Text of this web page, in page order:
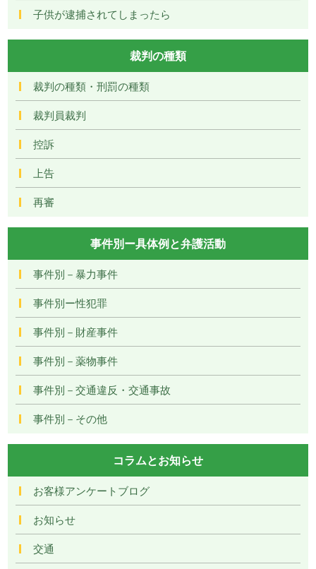
子供が逮捕されてしまったら
裁判の種類
裁判の種類・刑罰の種類
裁判員裁判
控訴
上告
再審
事件別ー具体例と弁護活動
事件別－暴力事件
事件別ー性犯罪
事件別－財産事件
事件別－薬物事件
事件別－交通違反・交通事故
事件別－その他
コラムとお知らせ
お客様アンケートブログ
お知らせ
交通